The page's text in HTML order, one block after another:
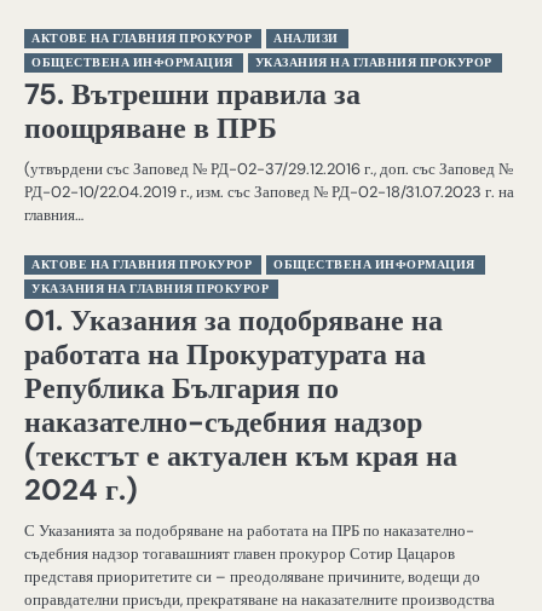
АКТОВЕ НА ГЛАВНИЯ ПРОКУРОР
АНАЛИЗИ
ОБЩЕСТВЕНА ИНФОРМАЦИЯ
УКАЗАНИЯ НА ГЛАВНИЯ ПРОКУРОР
75. Вътрешни правила за
поощряване в ПРБ
(утвърдени със Заповед № РД-02-37/29.12.2016 г., доп. със Заповед №
РД-02-10/22.04.2019 г., изм. със Заповед № РД-02-18/31.07.2023 г. на
главния…
АКТОВЕ НА ГЛАВНИЯ ПРОКУРОР
ОБЩЕСТВЕНА ИНФОРМАЦИЯ
УКАЗАНИЯ НА ГЛАВНИЯ ПРОКУРОР
01. Указания за подобряване на
работата на Прокуратурата на
Република България по
наказателно-съдебния надзор
(текстът е актуален към края на
2024 г.)
С Указанията за подобряване на работата на ПРБ по наказателно-
съдебния надзор тогавашният главен прокурор Сотир Цацаров
представя приоритетите си – преодоляване причините, водещи до
оправдателни присъди, прекратяване на наказателните производства